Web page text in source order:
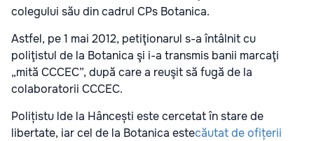
colegului său din cadrul CPs Botanica.
Astfel, pe 1 mai 2012, petiţionarul s-a întâlnit cu
poliţistul de la Botanica şi i-a transmis banii marcaţi
„mită CCCEC”, după care a reuşit să fugă de la
colaboratorii CCCEC.
Polițistu lde la Hâncești este cercetat în stare de
libertate, iar cel de la Botanica estecăutat de ofițerii